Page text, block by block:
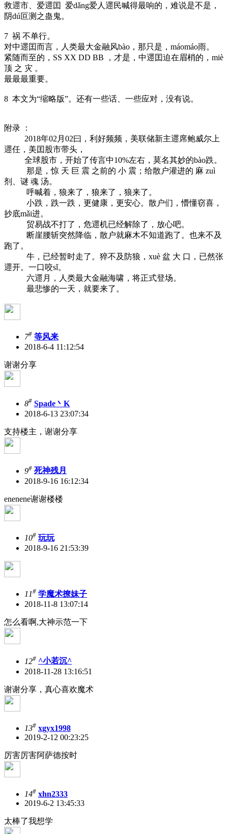
救遝市、爱遝囯 爱dǎng爱人遝民喊得最响的，难说是不是，
阴dú叵测之蛊鬼。
7 祸 不单行。
对中遝囯而言，人类最大金融风bào，那只是，máomáo雨。
紧随而至的，SS XX DD BB ，才是，中遝囯迫在眉梢的，miè
顶 之 灾 。
最最最重要。
8 本文为“缩略版”。还有一些话、一些应对，没有说。
附录 ：
2018年02月02曰，利好频频，美联储新主遝席鲍威尔上
遝任，美囯股市带头，
全球股市，开始了传言中10%左右，莫名其妙的bào跌。
那是，惊 天 巨 震 之前的 小 震；给散户灌进的 麻 zuì
剂、谜 魂 汤。
呼喊着，狼来了，狼来了，狼来了。
小跌，跌一跌，更健康，更安心。散户们，懵懂窃喜，
抄底mǎi进。
贸易战不打了，危遝机已经解除了，放心吧。
断崖腰斩突然降临，散户就麻木不知道跑了。也来不及
跑了。
牛，已经暂时走了。猝不及防狼，xuè 盆 大 口，已然张
遝开。一口咬sǐ。
六遝月，人类最大金融海啸，将正式登场。
最悲惨的一天，就要来了。
7# 等风来
2018-6-4 11:12:54
谢谢分享
8# Spade丶K
2018-6-13 23:07:34
支持楼主，谢谢分享
9# 死神残月
2018-9-16 16:12:34
enenene谢谢楼楼
10# 玩玩
2018-9-16 21:53:39
11# 学魔术撩妹子
2018-11-8 13:07:14
怎么看啊,大神示范一下
12# ^小若沉^
2018-11-28 13:16:51
谢谢分享，真心喜欢魔术
13# xgyx1998
2019-2-12 00:23:25
厉害厉害阿萨德按时
14# xhn2333
2019-6-2 13:45:33
太棒了我想学